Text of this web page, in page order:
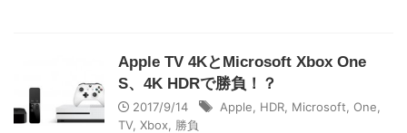
Apple TV 4KとMicrosoft Xbox One
S、4K HDRで勝負！？
2017/9/14 Apple HDR Microsoft One
TV, Xbox 勝負